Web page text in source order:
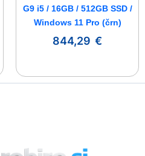
G9 i5 / 16GB / 512GB SSD /
Windows 11 Pro (črn)
844,29 €